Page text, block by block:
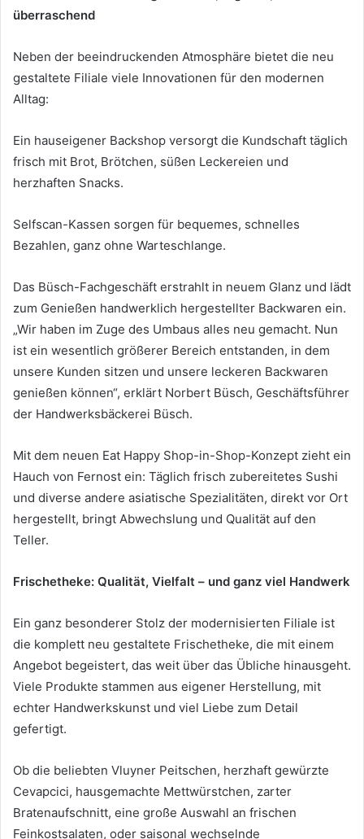
überraschend
Neben der beeindruckenden Atmosphäre bietet die neu
gestaltete Filiale viele Innovationen für den modernen
Alltag:
Ein hauseigener Backshop versorgt die Kundschaft täglich
frisch mit Brot, Brötchen, süßen Leckereien und
herzhaften Snacks.
Selfscan-Kassen sorgen für bequemes, schnelles
Bezahlen, ganz ohne Warteschlange.
Das Büsch-Fachgeschäft erstrahlt in neuem Glanz und lädt
zum Genießen handwerklich hergestellter Backwaren ein.
„Wir haben im Zuge des Umbaus alles neu gemacht. Nun
ist ein wesentlich größerer Bereich entstanden, in dem
unsere Kunden sitzen und unsere leckeren Backwaren
genießen können“, erklärt Norbert Büsch, Geschäftsführer
der Handwerksbäckerei Büsch.
Mit dem neuen Eat Happy Shop-in-Shop-Konzept zieht ein
Hauch von Fernost ein: Täglich frisch zubereitetes Sushi
und diverse andere asiatische Spezialitäten, direkt vor Ort
hergestellt, bringt Abwechslung und Qualität auf den
Teller.
Frischetheke: Qualität, Vielfalt – und ganz viel Handwerk
Ein ganz besonderer Stolz der modernisierten Filiale ist
die komplett neu gestaltete Frischetheke, die mit einem
Angebot begeistert, das weit über das Übliche hinausgeht.
Viele Produkte stammen aus eigener Herstellung, mit
echter Handwerkskunst und viel Liebe zum Detail
gefertigt.
Ob die beliebten Vluyner Peitschen, herzhaft gewürzte
Cevapcici, hausgemachte Mettwürstchen, zarter
Bratenaufschnitt, eine große Auswahl an frischen
Feinkostsalaten, oder saisonal wechselnde